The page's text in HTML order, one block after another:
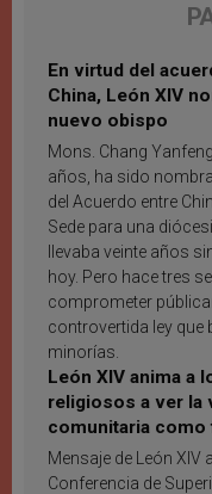
En virtud del
China, León XIV
nuevo obispo
Mons. Chang
años, ha sido
del Acuerdo entre
Sede para una
llevaba veinte años
hoy. Pero hace tres
comprometer
controvertida ley que
minorías.
León XIV anima a
religiosos a ver la
comunitaria como
inspiración y
Mensaje de León XIV
Conferencia de